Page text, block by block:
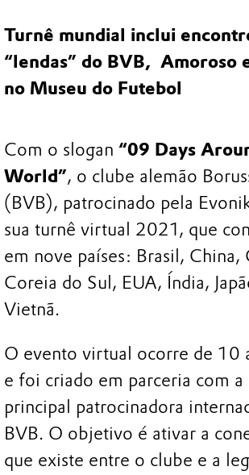
Turnê mundial inclui
“lendas” do BVB, Amoroso
no Museu do Futebol
Com o slogan “09 Days
World”, o clube alemão
(BVB), patrocinado pela
sua turnê virtual 2021, que
em nove países: Brasil, China,
Coreia do Sul, EUA, Índia,
Vietnã.
O evento virtual ocorre de 10
e foi criado em parceria com a
principal patrocinadora
BVB. O objetivo é ativar a
que existe entre o clube e a